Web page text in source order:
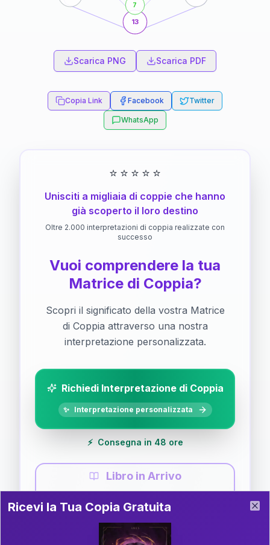
13
7
Scarica PNG Scarica PDF
Copia Link Facebook Twitter
WhatsApp
⭐ ⭐ ⭐ ⭐ ⭐
Unisciti a migliaia di coppie che hanno
già scoperto il loro destino
Oltre 2.000 interpretazioni di coppia realizzate con
successo
Vuoi comprendere la tua
Matrice di Coppia?
Scopri il significato della vostra Matrice
di Coppia attraverso una nostra
interpretazione personalizzata.
Richiedi Interpretazione di Coppia
✨ Interpretazione personalizzata
⚡ Consegna in 48 ore
Libro in Arrivo
Guida completa di Coppia
Il libro è in fase di scrittura. Iscriviti alla newsletter
per ricevere aggiornamenti!
Ricevi la Tua Copia Gratuita del Libro
Ricevi la Tua Copia Gratuita